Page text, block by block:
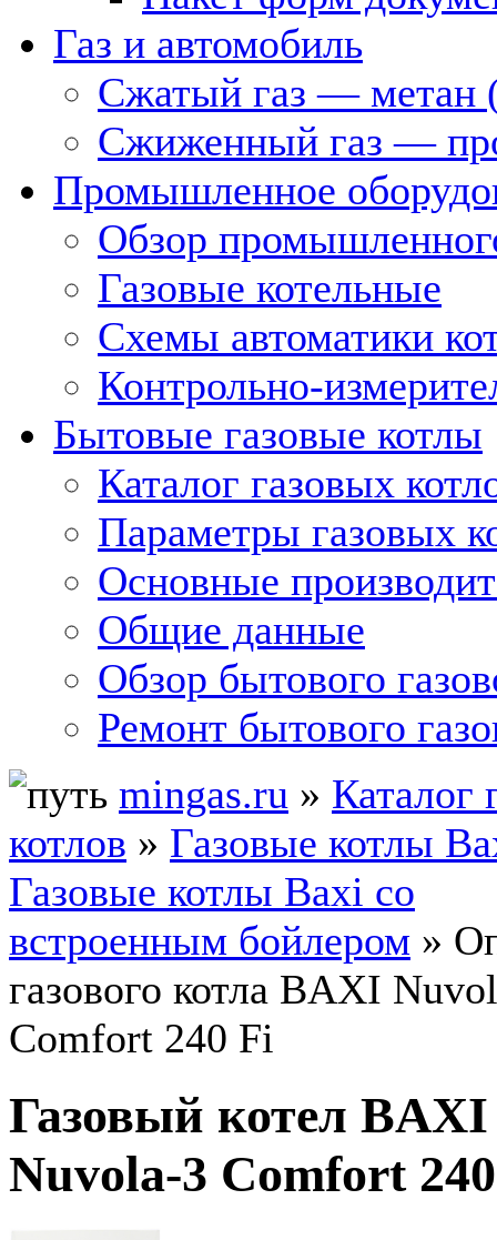
Газ и автомобиль
Сжатый газ — метан
Сжиженный газ —
Промышленное
Обзор
Газовые котельные
Схемы автоматики
Контрольно-
Бытовые газовые котлы
Каталог газовых
Параметры газовых
Основные
Общие данные
Обзор бытового
Ремонт бытового
mingas.ru » Каталог
котлов » Газовые котлы
Газовые котлы Baxi со
встроенным бойлером »
газового котла BAXI
Comfort 240 Fi
Газовый котел BAXI
Nuvola-3 Comfort